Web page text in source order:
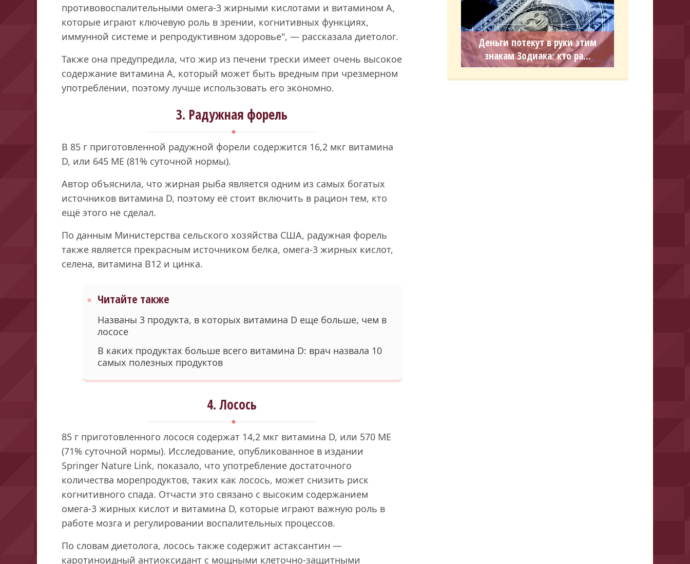
противовоспалительными омега-3 жирными кислотами и витамином А,
которые играют ключевую роль в зрении, когнитивных функциях,
иммунной системе и репродуктивном здоровье", — рассказала диетолог.
Также она предупредила, что жир из печени трески имеет очень высокое
содержание витамина А, который может быть вредным при чрезмерном
употреблении, поэтому лучше использовать его экономно.
3. Радужная форель
В 85 г приготовленной радужной форели содержится 16,2 мкг витамина
D, или 645 МЕ (81% суточной нормы).
Автор объяснила, что жирная рыба является одним из самых богатых
источников витамина D, поэтому её стоит включить в рацион тем, кто
ещё этого не сделал.
По данным Министерства сельского хозяйства США, радужная форель
также является прекрасным источником белка, омега-3 жирных кислот,
селена, витамина B12 и цинка.
Читайте также
Названы 3 продукта, в которых витамина D еще больше, чем в
лососе
В каких продуктах больше всего витамина D: врач назвала 10
самых полезных продуктов
4. Лосось
85 г приготовленного лосося содержат 14,2 мкг витамина D, или 570 МЕ
(71% суточной нормы). Исследование, опубликованное в издании
Springer Nature Link, показало, что употребление достаточного
количества морепродуктов, таких как лосось, может снизить риск
когнитивного спада. Отчасти это связано с высоким содержанием
омега-3 жирных кислот и витамина D, которые играют важную роль в
работе мозга и регулировании воспалительных процессов.
По словам диетолога, лосось также содержит астаксантин —
каротиноидный антиоксидант с мощными клеточно-защитными
Деньги потекут в руки этим
знакам Зодиака: кто ра...